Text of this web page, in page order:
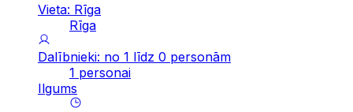
Vieta: Rīga
Rīga
Dalībnieki: no 1 līdz 0 personām
1 personai
Ilgums